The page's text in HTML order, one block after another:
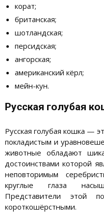
корат;
британская;
шотландская;
персидская;
ангорская;
американский кёрл;
мейн-кун.
Русская голубая
Русская голубая кошка —
покладистым и
животные обладают
достоинствами которой
неповторимым
круглые глаза
Представители этой
короткошёрстными.